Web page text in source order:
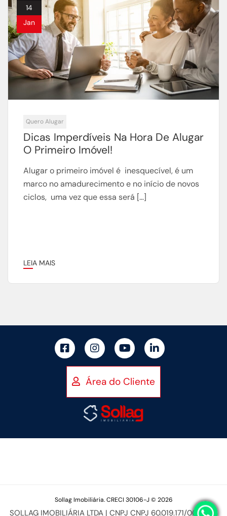
14
Jan
Quero Alugar
Dicas Imperdíveis Na Hora De Alugar
O Primeiro Imóvel!
Alugar o primeiro imóvel é inesquecível, é um
marco no amadurecimento e no início de novos
ciclos, uma vez que essa será […]
LEIA MAIS
Área do Cliente
Sollag Imobiliária. CRECI 30106-J © 2026
SOLLAG IMOBILIÁRIA LTDA | CNPJ CNPJ 60.019.171/0001-94